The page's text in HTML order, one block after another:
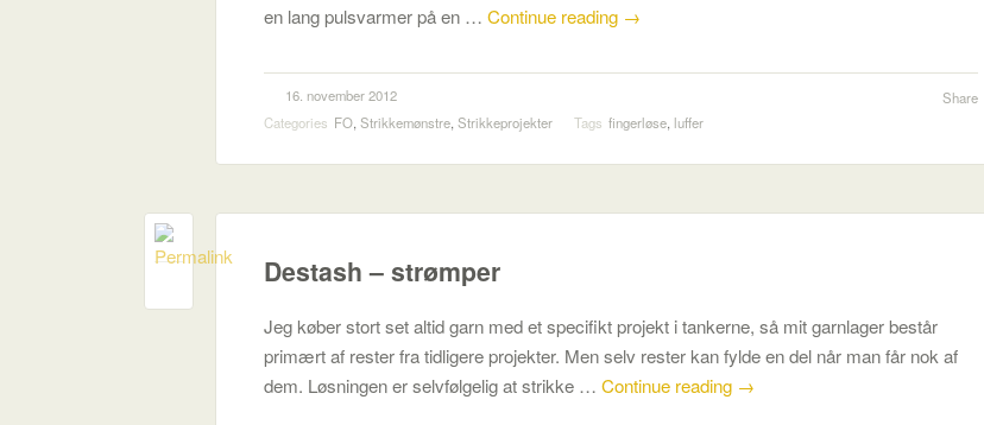
en lang pulsvarmer på en … Continue reading →
Share
16. november 2012
Categories FO, Strikkemønstre, Strikkeprojekter Tags fingerløse, luffer
Destash – strømper
Jeg køber stort set altid garn med et specifikt projekt i tankerne, så mit garnlager består
primært af rester fra tidligere projekter. Men selv rester kan fylde en del når man får nok af
dem. Løsningen er selvfølgelig at strikke … Continue reading →